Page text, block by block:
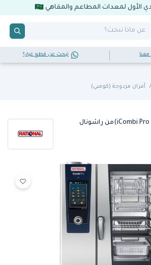
الأول لمعدات المطاعم والمقاهي
تبحث عن قطع غيار؟
أفران مزدوجة (كومبي)